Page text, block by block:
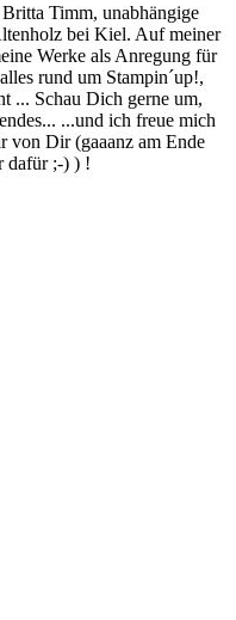
Timm, unabhängige
bei Kiel. Auf meiner
Werke als Anregung für
rund um Stampin´up!,
... Schau Dich gerne um,
...und ich freue mich
von Dir (gaaanz am Ende
dafür ;-) ) !